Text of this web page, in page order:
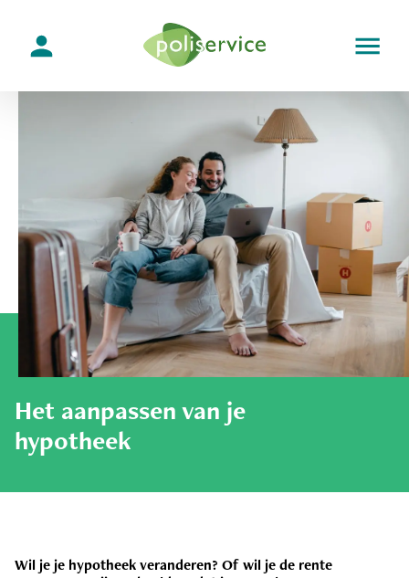
Het aanpassen van je
hypotheek
Wil je je hypotheek veranderen? Of wil je de rente